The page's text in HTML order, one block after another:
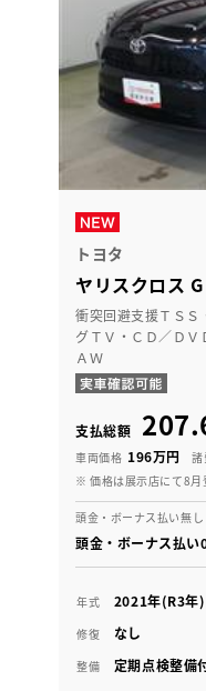
トヨタ
ヤリスクロス G
衝突回避支援ＴＳＳ
グＴＶ・ＣＤ／ＤＶ
ＡＷ
支払総額
車両価格 196万円 諸
※ 価格は展示店にて8月
頭金・ボーナス払い無
頭金・ボーナス払
年式 2021年(R3年)
修復 なし
整備 定期点検整備